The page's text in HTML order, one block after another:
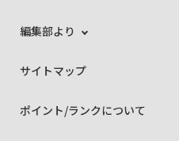
編集部より
サイトマップ
ポイント/ランクについて